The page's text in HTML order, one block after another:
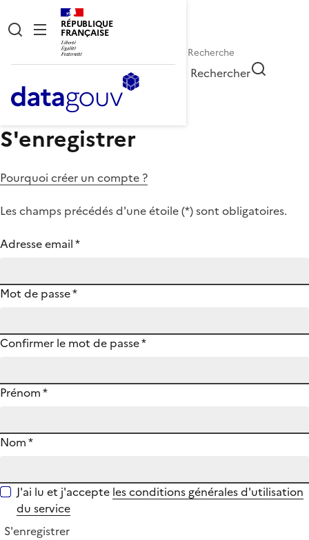
RÉPUBLIQUE
FRANÇAISE
Rechercher
S'enregistrer
Pourquoi créer un compte ?
Les champs précédés d'une étoile (*) sont obligatoires.
Adresse email*
Mot de passe*
Confirmer le mot de passe*
Prénom*
Nom*
J'ai lu et j'accepte les conditions générales d'utilisation
du service
S'enregistrer